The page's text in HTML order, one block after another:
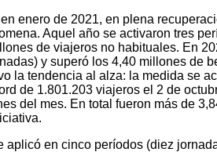
enero de 2021, en plena
Aquel año se activaron tres
de viajeros no habituales. En
y superó los 4,40 millones de
la tendencia al alza: la medida se
de 1.801.203 viajeros el 2 de
del mes. En total fueron más de
aplicó en cinco períodos (diez